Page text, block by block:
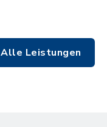
Alle Leistungen